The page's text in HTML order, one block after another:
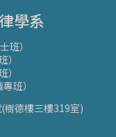
學系
班）
班）
樹德樓三樓319室)